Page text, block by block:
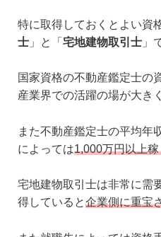
特に取得しておくとよい資
士 」と「 宅地建物取引士 」
国家資格の不動産鑑定士の
産業界での活躍の場が大き
また不動産鑑定士の平均年
によっては1,000万円以上
宅地建物取引士は非常に需
得していると企業側に重宝